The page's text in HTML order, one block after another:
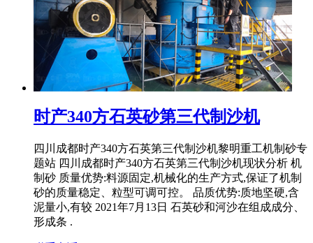
时产340方石英砂第三代制沙机
四川成都时产340方石英第三代制沙机黎明重工机制砂专
题站 四川成都时产340方石英第三代制沙机现状分析 机
制砂 质量优势:料源固定,机械化的生产方式,保证了机制
砂的质量稳定、粒型可调可控。 品质优势:质地坚硬,含
泥量小,有较 2021年7月13日 石英砂和河沙在组成成分、
形成条 .